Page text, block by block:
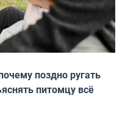
поздно ругать
питомцу всё